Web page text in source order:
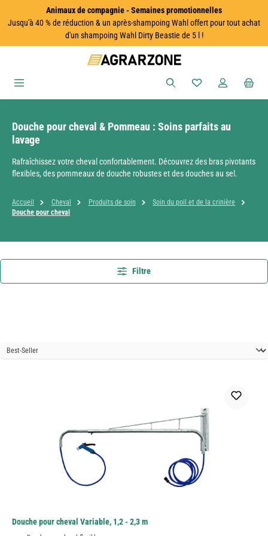
Passer au contenu principalAnimaux de compagnie - Semaines promotionnelles
Jusqu'à 40 % de réduction & un après-shampoing Wahl offert pour tout achat
d'un shampoing Wahl Dirty Beastie de 5 l !
Vous avez 0
Douche pour cheval & Pommeau : Soins parfaits au
lavage
Rafraîchissez votre cheval confortablement. Découvrez des bras pivotants
flexibles, des pommeaux de douche robustes et des douches au sel.
Accueil Cheval Produits de soin
Soin du poil et de la crinière
Douche pour cheval
Filtre
Douche pour cheval Variable, 1,2 - 2,3 m